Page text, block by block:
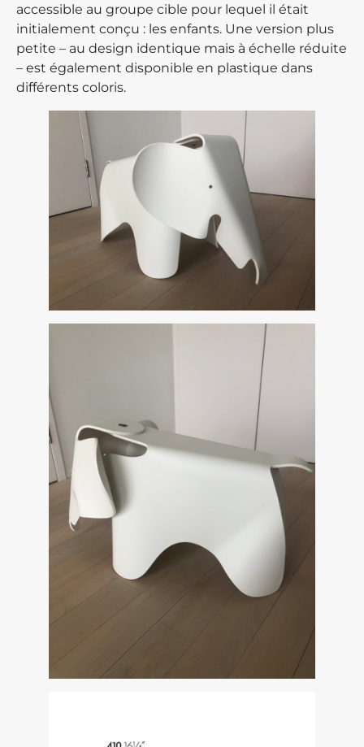
accessible au groupe cible pour lequel il était
initialement conçu : les enfants. Une version plus
petite – au design identique mais à échelle réduite
– est également disponible en plastique dans
différents coloris.